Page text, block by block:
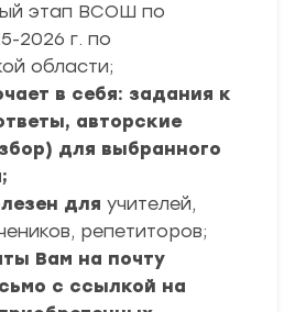
этап ВСОШ по
2026 г. по
области;
в себя: задания к
авторские
для выбранного
для учителей,
репетиторов;
Вам на почту
с ссылкой на